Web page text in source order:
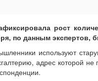
рост
по данным экспертов,
используют
адрес которой